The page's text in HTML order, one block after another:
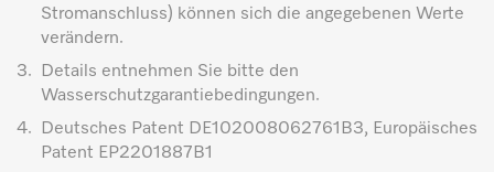
Stromanschluss) können sich die angegebenen Werte
verändern.
3.
Details entnehmen Sie bitte den
Wasserschutzgarantiebedingungen.
4.
Deutsches Patent DE102008062761B3, Europäisches
Patent EP2201887B1